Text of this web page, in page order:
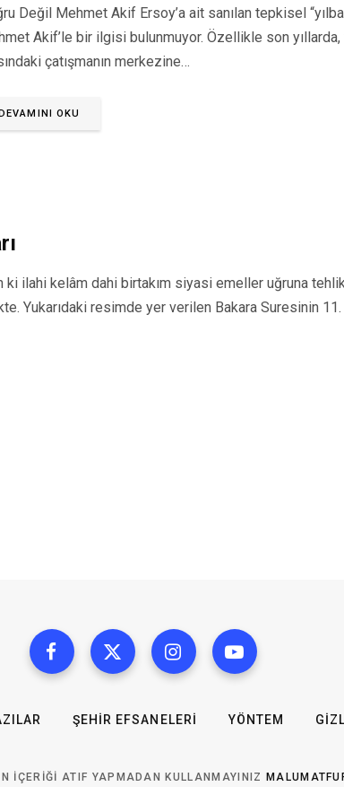
Değil Mehmet Akif Ersoy’a ait sanılan tepkisel
Akif’le bir ilgisi bulunmuyor. Özellikle son yıllarda,
çatışmanın merkezine…
OKU
ki ilahi kelâm dahi birtakım siyasi emeller uğruna
Yukarıdaki resimde yer verilen Bakara Suresinin
ŞEHIR EFSANELERI YÖNTEM
IÇERIĞI ATIF YAPMADAN KULLANMAYINIZ